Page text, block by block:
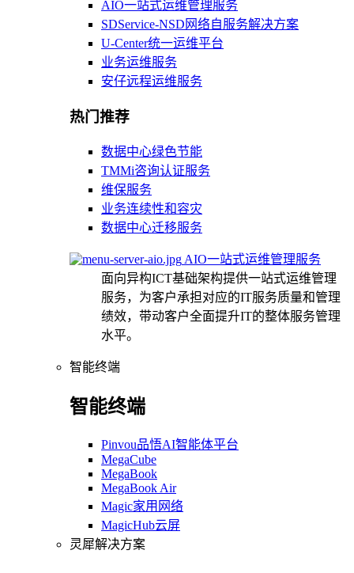
AIO一站式运维管理服务
SDService-NSD网络自服务解决方案
U-Center统一运维平台
业务运维服务
安仔远程运维服务
热门推荐
数据中心绿色节能
TMMi咨询认证服务
维保服务
业务连续性和容灾
数据中心迁移服务
AIO一站式运维管理服务
面向异构ICT基础架构提供一站式运维管理
服务，为客户承担对应的IT服务质量和管理
绩效，带动客户全面提升IT的整体服务管理
水平。
智能终端
智能终端
Pinvou品悟AI智能体平台
MegaCube
MegaBook
MegaBook Air
Magic家用网络
MagicHub云屏
灵犀解决方案